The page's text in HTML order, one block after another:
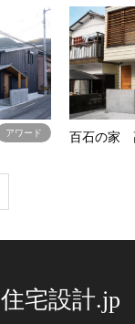
アワード 百石の家
住宅設計.jp